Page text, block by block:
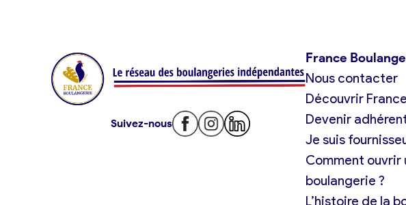
Je suis fournisseur
Suivez-nous
France
Nous contacter
Découvrir
Devenir
Je suis
Comment ouvrir
boulangerie ?
L’histoire de la